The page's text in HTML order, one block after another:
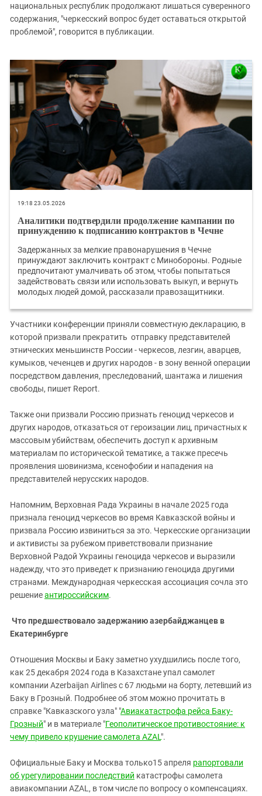
национальных республик продолжают лишаться суверенного
содержания, "черкесский вопрос будет оставаться открытой
проблемой", говорится в публикации.
19:18 23.05.2026
Аналитики подтвердили продолжение кампании по
принуждению к подписанию контрактов в Чечне
Задержанных за мелкие правонарушения в Чечне
принуждают заключить контракт с Минобороны. Родные
предпочитают умалчивать об этом, чтобы попытаться
задействовать связи или использовать выкуп, и вернуть
молодых людей домой, рассказали правозащитники.
Участники конференции приняли совместную декларацию, в
которой призвали прекратить отправку представителей
этнических меньшинств России - черкесов, лезгин, аварцев,
кумыков, чеченцев и других народов - в зону венной операции
посредством давления, преследований, шантажа и лишения
свободы, пишет Report.
Также они призвали Россию признать геноцид черкесов и
других народов, отказаться от героизации лиц, причастных к
массовым убийствам, обеспечить доступ к архивным
материалам по исторической тематике, а также пресечь
проявления шовинизма, ксенофобии и нападения на
представителей нерусских народов.
Напомним, Верховная Рада Украины в начале 2025 года
признала геноцид черкесов во время Кавказской войны и
призвала Россию извиниться за это. Черкесские организации
и активисты за рубежом приветствовали признание
Верховной Радой Украины геноцида черкесов и выразили
надежду, что это приведет к признанию геноцида другими
странами. Международная черкесская ассоциация сочла это
решениеантироссийским.
Что предшествовало задержанию азербайджанцев в
Екатеринбурге
Отношения Москвы и Баку заметно ухудшились после того,
как 25 декабря 2024 года в Казахстане упал самолет
компании Azerbaijan Airlines с 67 людьми на борту, летевший из
Баку в Грозный. Подробнее об этом можно прочитать в
справке "Кавказского узла" "Авиакатастрофа рейса Баку-
Грозный" и в материале "Геополитическое противостояние: к
чему привело крушение самолета АZAL".
Официальные Баку и Москва только15 апреля рапортовали
об урегулировании последствий катастрофы самолета
авиакомпании AZAL, в том числе по вопросу о компенсациях.